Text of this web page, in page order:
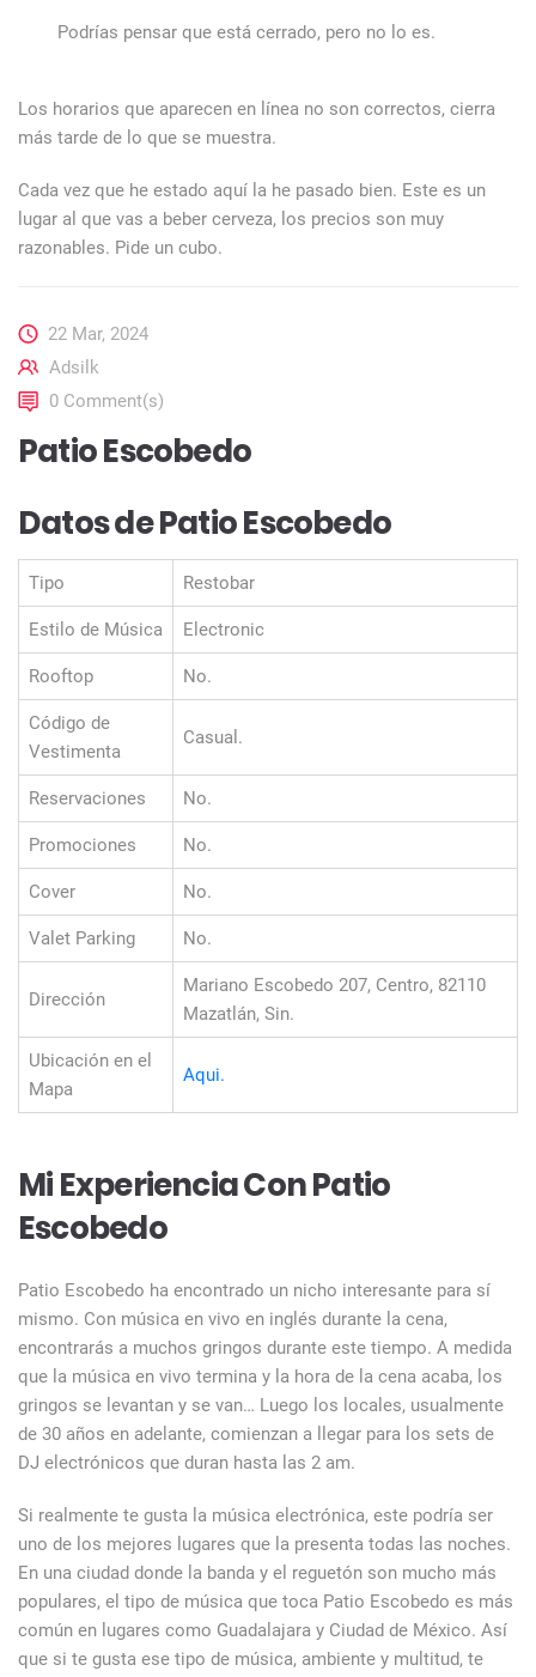
Podrías pensar que está cerrado, pero no lo es.
Los horarios que aparecen en línea no son correctos, cierra
más tarde de lo que se muestra.
Cada vez que he estado aquí la he pasado bien. Este es un
lugar al que vas a beber cerveza, los precios son muy
razonables. Pide un cubo.
22 Mar, 2024
Adsilk
0 Comment(s)
Patio Escobedo
Datos de Patio Escobedo
Tipo Restobar
Estilo de Música Electronic
Rooftop No.
Código de
Vestimenta
Casual.
Reservaciones No.
Promociones No.
Cover No.
Valet Parking No.
Dirección
Mariano Escobedo 207, Centro, 82110
Mazatlán, Sin.
Ubicación en el
Mapa
Aqui.
Mi Experiencia Con Patio
Escobedo
Patio Escobedo ha encontrado un nicho interesante para sí
mismo. Con música en vivo en inglés durante la cena,
encontrarás a muchos gringos durante este tiempo. A medida
que la música en vivo termina y la hora de la cena acaba, los
gringos se levantan y se van… Luego los locales, usualmente
de 30 años en adelante, comienzan a llegar para los sets de
DJ electrónicos que duran hasta las 2 am.
Si realmente te gusta la música electrónica, este podría ser
uno de los mejores lugares que la presenta todas las noches.
En una ciudad donde la banda y el reguetón son mucho más
populares, el tipo de música que toca Patio Escobedo es más
común en lugares como Guadalajara y Ciudad de México. Así
que si te gusta ese tipo de música, ambiente y multitud, te